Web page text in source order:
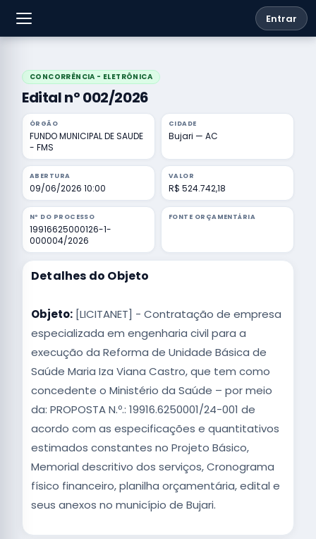
Entrar
CONCORRÊNCIA - ELETRÔNICA
Edital nº 002/2026
ÓRGÃO
FUNDO MUNICIPAL DE SAUDE
- FMS
CIDADE
Bujari — AC
ABERTURA
09/06/2026 10:00
VALOR
R$ 524.742,18
Nº DO PROCESSO
19916625000126-1-
000004/2026
FONTE ORÇAMENTÁRIA
Detalhes do Objeto
Objeto: [LICITANET] - Contratação de empresa
especializada em engenharia civil para a
execução da Reforma de Unidade Básica de
Saúde Maria Iza Viana Castro, que tem como
concedente o Ministério da Saúde – por meio
da: PROPOSTA N.º.: 19916.6250001/24-001 de
acordo com as especificações e quantitativos
estimados constantes no Projeto Básico,
Memorial descritivo dos serviços, Cronograma
físico financeiro, planilha orçamentária, edital e
seus anexos no município de Bujari.